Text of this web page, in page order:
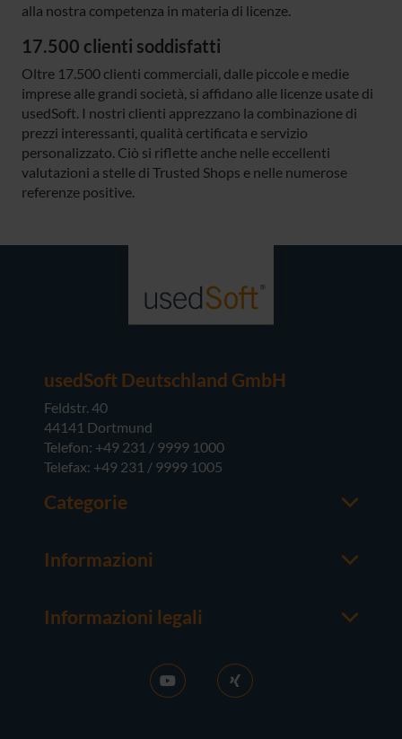
alla nostra competenza in materia di licenze.
17.500 clienti soddisfatti
Oltre 17.500 clienti commerciali, dalle piccole e medie
imprese alle grandi società, si affidano alle licenze usate di
usedSoft. I nostri clienti apprezzano la combinazione di
prezzi interessanti, qualità certificata e servizio
personalizzato. Ciò si riflette anche nelle eccellenti
valutazioni a stelle di Trusted Shops e nelle numerose
referenze positive.
usedSoft Deutschland GmbH
Feldstr. 40
44141 Dortmund
Telefon: +49 231 / 9999 1000
Telefax: +49 231 / 9999 1005
Categorie
M365
Server
Hardware
Informazioni
Chi siamo
Buono a sapersi
Informazioni legali
Condizioni generali
CG del contratto di acquisto